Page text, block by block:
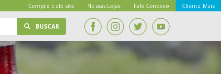
Compre pelo site Nossas Lojas Fale Conosco Cliente Mais
BUSCAR